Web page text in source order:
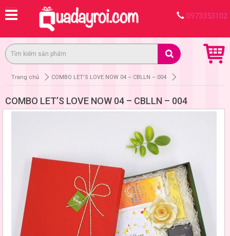
0973353102
Trang chủ COMBO LET’S LOVE NOW 04 – CBLLN – 004
COMBO LET’S LOVE NOW 04 – CBLLN – 004